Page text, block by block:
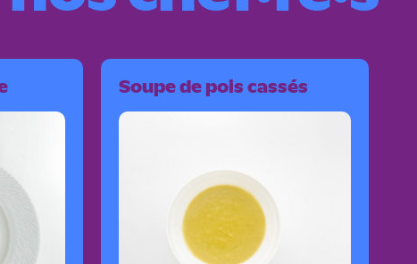
Soupe de pois cassés